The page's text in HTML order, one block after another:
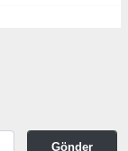
Gönder